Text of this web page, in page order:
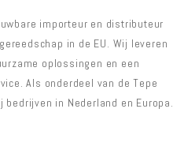
importeur en distributeur
in de EU. Wij leveren
oplossingen en een
Als onderdeel van de Tepe
bedrijven in Nederland en Europa.